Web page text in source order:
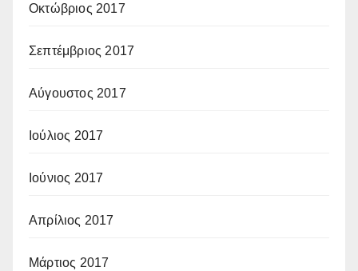
Οκτώβριος 2017
Σεπτέμβριος 2017
Αύγουστος 2017
Ιούλιος 2017
Ιούνιος 2017
Απρίλιος 2017
Μάρτιος 2017